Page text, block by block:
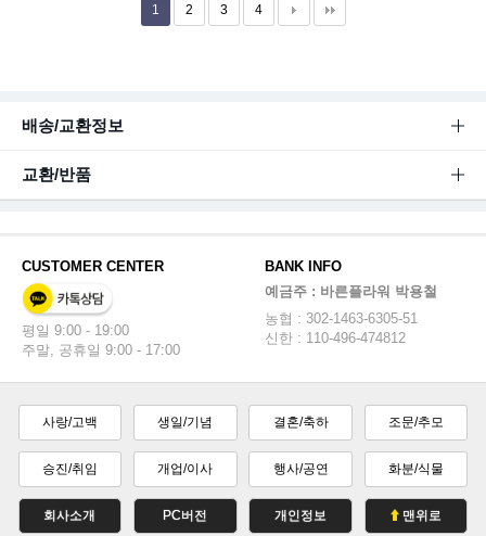
1 2 3 4
배송/교환정보
교환/반품
CUSTOMER CENTER
평일 9:00 - 19:00
주말, 공휴일 9:00 - 17:00
BANK INFO
예금주 : 바른플라워 박용철
농협 : 302-1463-6305-51
신한 : 110-496-474812
사랑/고백 생일/기념 결혼/축하 조문/추모
승진/취임 개업/이사 행사/공연 화분/식물
회사소개 PC버전 개인정보 맨위로